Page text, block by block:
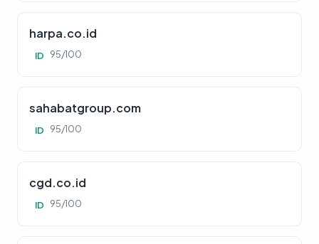
harpa.co.id
ID 95/100
sahabatgroup.com
ID 95/100
cgd.co.id
ID 95/100